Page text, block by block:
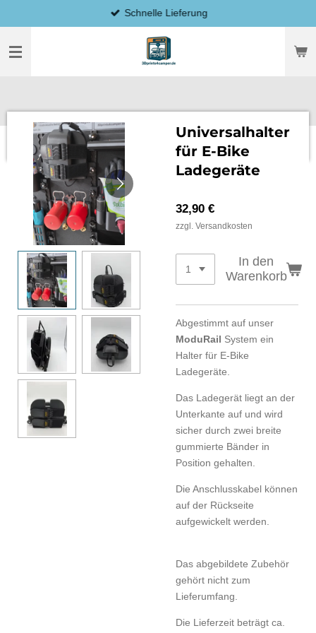
Hauptinhalt
springen
Schnelle Lieferung
Universalhalter
für E-Bike
Ladegeräte
32,90 €
zzgl. Versandkosten
In den
Warenkorb
Abgestimmt auf unser
ModuRail System ein
Halter für E-Bike
Ladegeräte.
Das Ladegerät liegt an der
Unterkante auf und wird
sicher durch zwei breite
gummierte Bänder in
Position gehalten.
Die Anschlusskabel können
auf der Rückseite
aufgewickelt werden.
Das abgebildete Zubehör
gehört nicht zum
Lieferumfang.
Die Lieferzeit beträgt ca.